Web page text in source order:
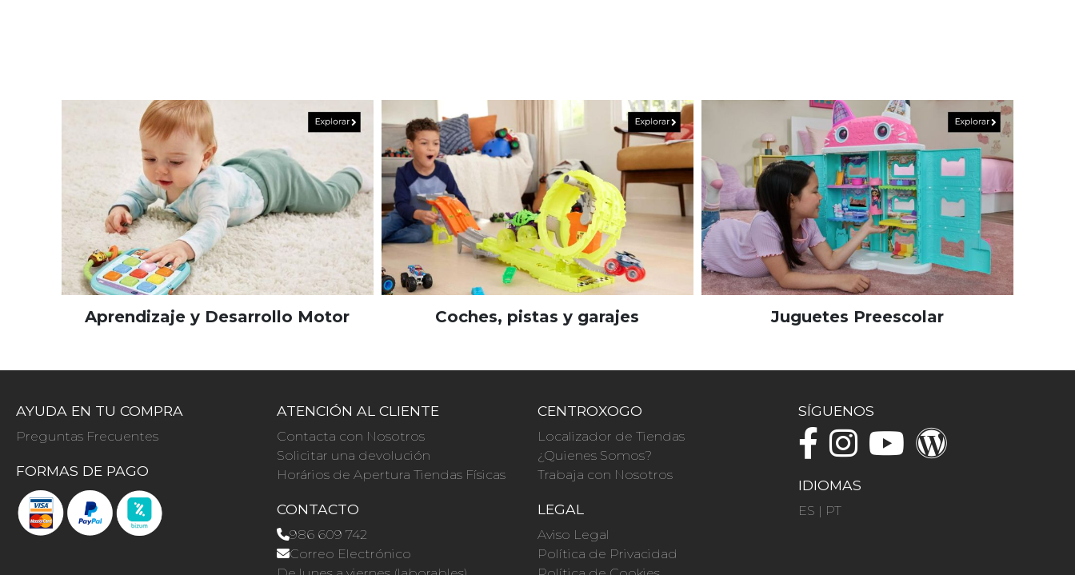
Aprendizaje y Desarrollo Motor Coches, pistas y garajes Juguetes Preescolar
AYUDA EN TU COMPRA
Preguntas Frecuentes
FORMAS DE PAGO
ATENCIÓN AL CLIENTE
Contacta con Nosotros
Solicitar una devolución
Horários de Apertura Tiendas Físicas
CONTACTO
986 609 742
Correo Electrónico
CENTROXOGO
Localizador de Tiendas
¿Quienes Somos?
Trabaja con Nosotros
LEGAL
Aviso Legal
Política de Privacidad
SÍGUENOS
IDIOMAS
ES | PT